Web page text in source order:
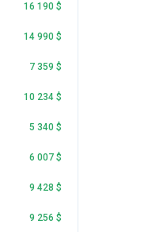
16 190 $
14 990 $
7 359 $
10 234 $
5 340 $
6 007 $
9 428 $
9 256 $